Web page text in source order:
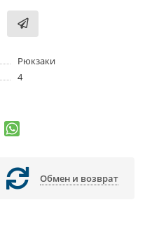
Рюкзаки
4
Обмен и возврат